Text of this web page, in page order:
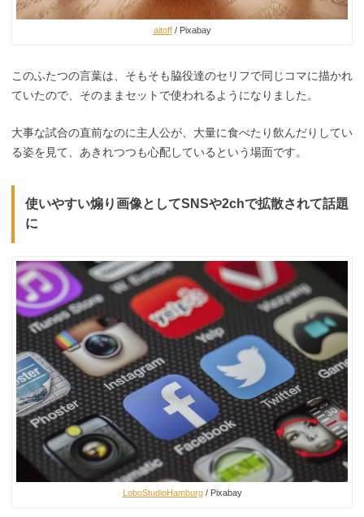
aitoff/ Pixabay
このふたつの言葉は、そもそも脇役達のセリフで同じコマに描かれ
ていたので、そのままセットで使われるようになりました。
大事な試合の直前なのに主人公が、大量に食べたり飲んだりしてい
る姿を見て、あきれつつも心配しているという場面です。
使いやすい煽り画像としてSNSや2chで拡散されて話題
に
LoboStudioHamburg/ Pixabay